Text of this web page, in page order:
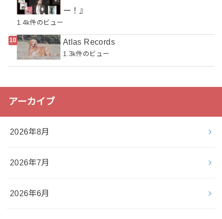
ー！』
1.4k件のビュー
Atlas Records
1.3k件のビュー
アーカイブ
2026年8月
2026年7月
2026年6月